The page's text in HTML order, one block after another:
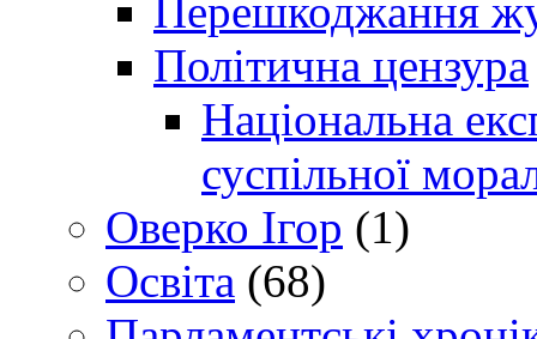
Перешкоджання
Політична цензура
Національна
суспільної
Оверко Ігор (1)
Освіта (68)